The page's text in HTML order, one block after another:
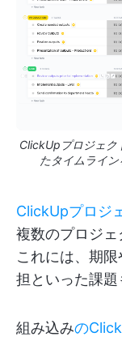
ClickUpプロジェク
たタイムライ
ClickUpプロジ
複数のプロジェ
これには、期
担といった課題
組み込みの